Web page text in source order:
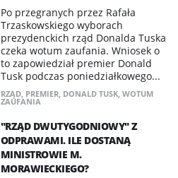
Po przegranych przez Rafała
Trzaskowskiego wyborach
prezydenckich rząd Donalda Tuska
czeka wotum zaufania. Wniosek o
to zapowiedział premier Donald
Tusk podczas poniedziałkowego...
RZĄD, PREMIER, DONALD TUSK, WOTUM
ZAUFANIA
"RZĄD DWUTYGODNIOWY" Z
ODPRAWAMI. ILE DOSTANĄ
MINISTROWIE M.
MORAWIECKIEGO?